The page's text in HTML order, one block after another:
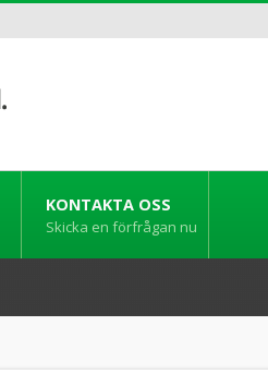
KONTAKTA OSS
Skicka en förfrågan nu